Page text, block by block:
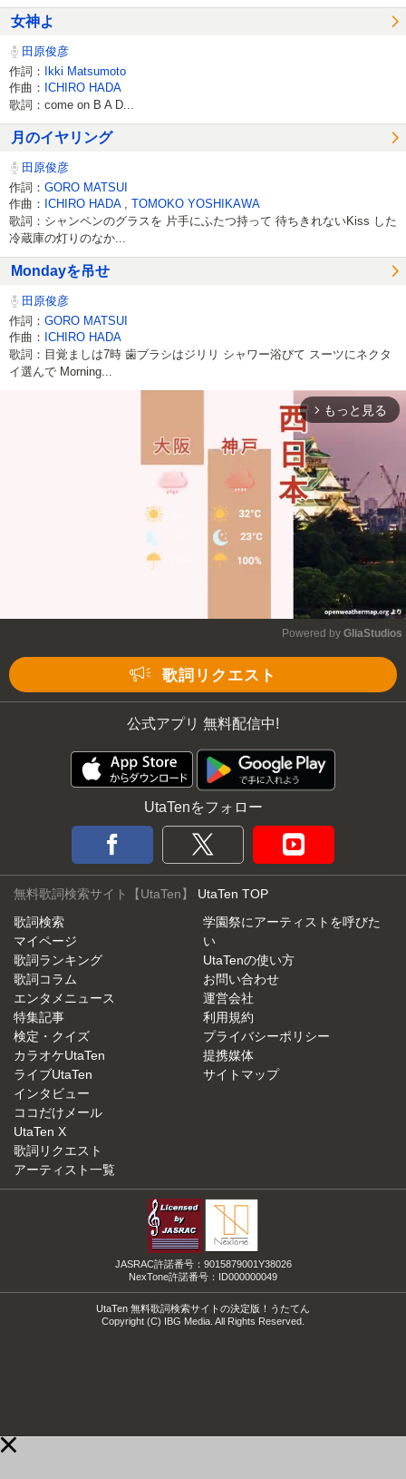
女神よ
田原俊彦
作詞：
Ikki Matsumoto
作曲：
ICHIRO HADA
歌詞：come on B A D...
月のイヤリング
田原俊彦
作詞： GORO MATSUI
作曲：
ICHIRO HADA TOMOKO YOSHIKAWA
歌詞：シャンペンのグラスを 片手にふたつ持って 待ちきれないKiss した
冷蔵庫の灯りのなか...
Mondayを吊せ
田原俊彦
作詞： GORO MATSUI
作曲：
ICHIRO HADA
歌詞：目覚ましは7時 歯ブラシはジリリ シャワー浴びて スーツにネクタ
イ選んで Morning...
arrow_forward_ios もっと見る
Powered by GliaStudios
歌詞リクエスト
公式アプリ 無料配信中!
UtaTenをフォロー
無料歌詞検索サイト【UtaTen】 UtaTen TOP
歌詞検索
マイページ
歌詞ランキング
歌詞コラム
エンタメニュース
特集記事
検定・クイズ
カラオケUtaTen
ライブUtaTen
インタビュー
ココだけメール
UtaTen X
歌詞リクエスト
アーティスト一覧
学園祭にアーティストを呼びた
い
UtaTenの使い方
お問い合わせ
運営会社
利用規約
プライバシーポリシー
提携媒体
サイトマップ
JASRAC許諾番号：9015879001Y38026
NexTone許諾番号：ID000000049
UtaTen 無料歌詞検索サイトの決定版！うたてん
Copyright (C) IBG Media. All Rights Reserved.